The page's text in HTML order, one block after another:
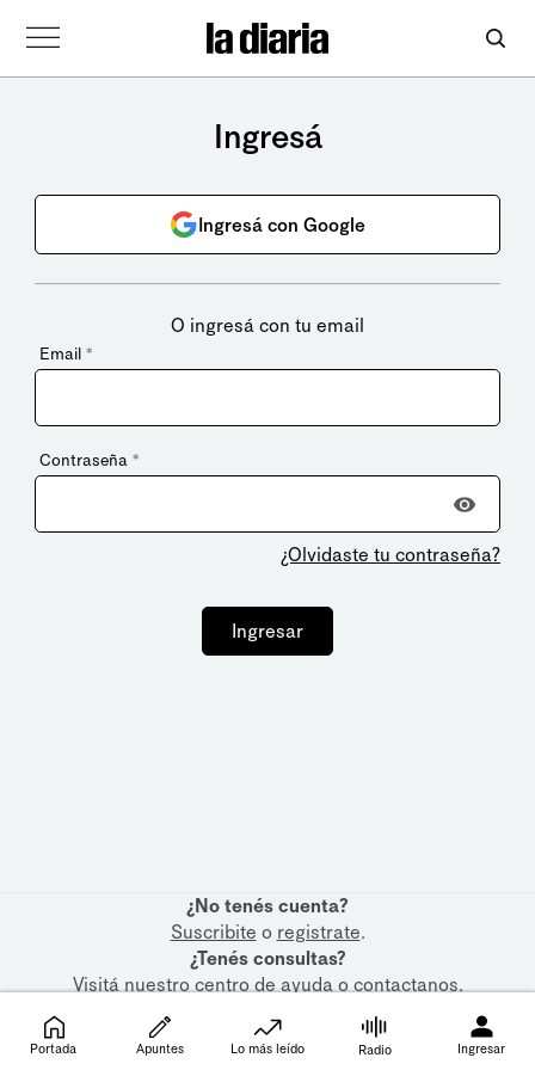
Ingresá
Ingresá con Google
O ingresá con tu email
Email *
Contraseña *
¿Olvidaste tu contraseña?
Ingresar
¿No tenés cuenta?
Suscribite o registrate.
¿Tenés consultas?
Visitá nuestrocentro de ayudaocontactanos.
Portada Apuntes Lo más leído Radio Ingresar